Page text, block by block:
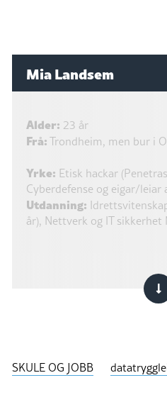
Mia Landsem
Alder: 23 år
Frå:Trondheim, men bur i
Yrke: Etisk hackar
Cyberdefense og eigar/leiar
Utdanning:
år), Nettverk og IT sikkerhet
SKULE OG JOBB